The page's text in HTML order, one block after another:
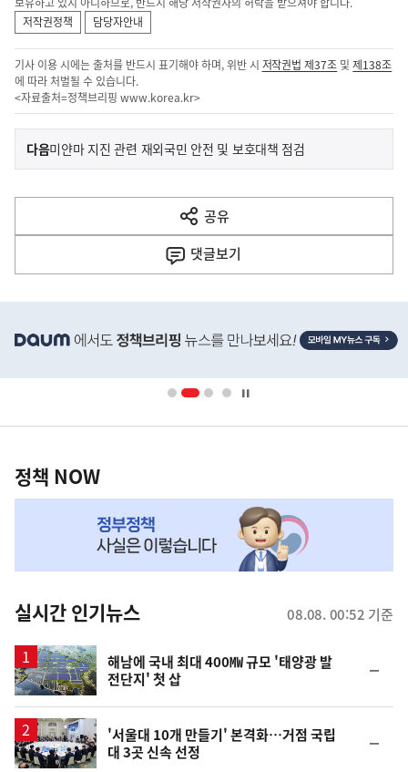
저작권정책
담당자안내
기사 이용 시에는 출처를 반드시 표기해야 하며, 위반 시 저작권법 제37조 및제138조
에 따라 처벌될 수 있습니다.
<자료출처=정책브리핑 www.korea.kr>
이
전
다
음
다음기
사
미얀마 지진 관련 재외국민 안전 및 보호대책 점검
공유
열
기
댓글보기
단
영
책
NOW,
뉴
스
정책 NOW
실시간 인기뉴스 08.08. 00:52 기준
해남에 국내 최대 400㎿ 규모 '태양광 발
전단지' 첫 삽
일
'서울대 10개 만들기' 본격화…거점 국립
대 3곳 신속 선정